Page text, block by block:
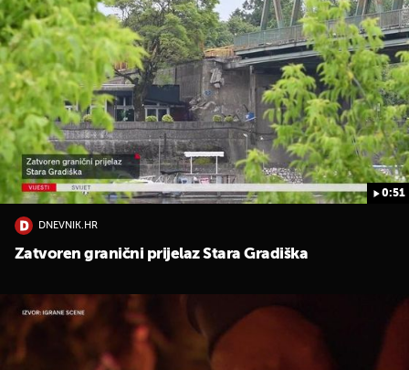
0:51
DNEVNIK.HR
Zatvoren granični prijelaz Stara Gradiška